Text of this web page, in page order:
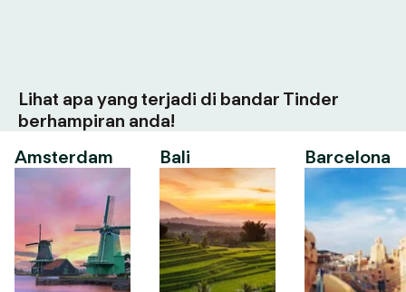
Lihat apa yang terjadi di bandar Tinder
berhampiran anda!
Amsterdam
Bali Barcelona